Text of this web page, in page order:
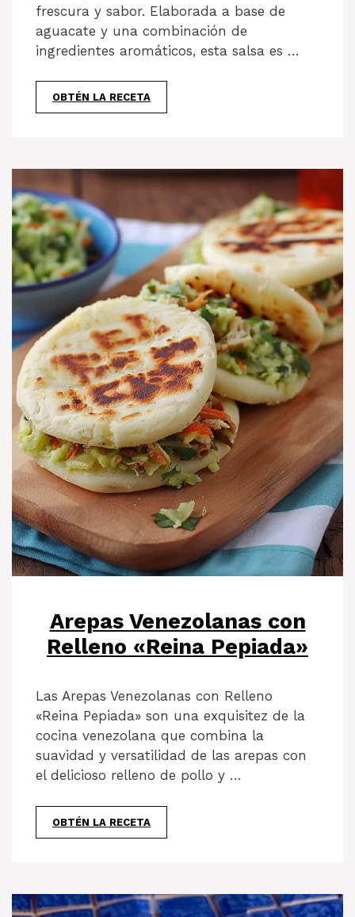
frescura y sabor. Elaborada a base de
aguacate y una combinación de
ingredientes aromáticos, esta salsa es …
OBTÉN LA RECETA
Arepas Venezolanas con
Relleno «Reina Pepiada»
Las Arepas Venezolanas con Relleno
«Reina Pepiada» son una exquisitez de la
cocina venezolana que combina la
suavidad y versatilidad de las arepas con
el delicioso relleno de pollo y …
OBTÉN LA RECETA